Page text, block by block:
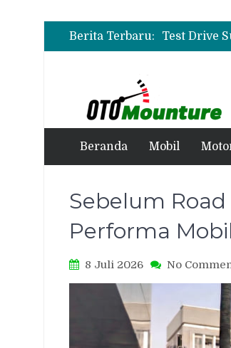
Berita Terbaru:
Beranda Mobil
Sebelum
Performa
8 Juli 2026 No